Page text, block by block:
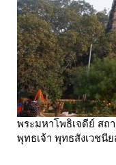
พระมหาโพธิเจดีย์ สถ
พุทธเจ้า พุทธสังเวชนี